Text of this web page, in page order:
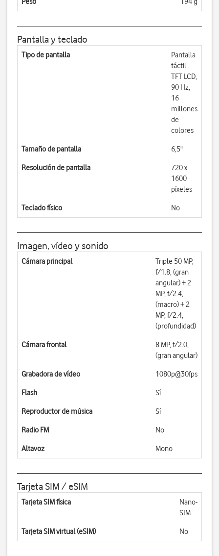
Pantalla y teclado
Tipo de pantalla
Pantalla
táctil
TFT LCD,
90 Hz,
16
millones
de
colores
Tamaño de pantalla 6,5"
Resolución de pantalla
720 x
1600
píxeles
Teclado físico No
Imagen, vídeo y sonido
Cámara principal
Triple 50 MP,
f/1.8, (gran
angular) + 2
MP, f/2.4,
(macro) + 2
MP, f/2.4,
(profundidad)
Cámara frontal
8 MP, f/2.0,
(gran angular)
Grabadora de vídeo 1080p@30fps
Flash Sí
Reproductor de música Sí
Radio FM No
Altavoz Mono
Tarjeta SIM / eSIM
Tarjeta SIM física
Nano-
SIM
Tarjeta SIM virtual (eSIM) No